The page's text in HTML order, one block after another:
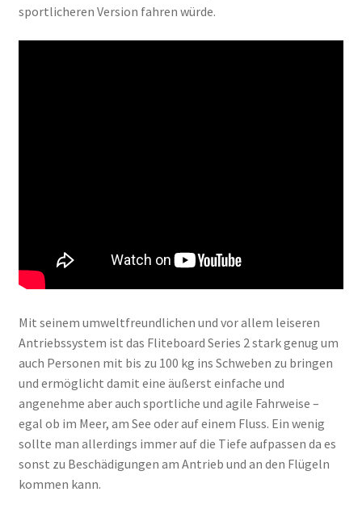
sportlicheren Version fahren würde.
Mit seinem umweltfreundlichen und vor allem leiseren
Antriebssystem ist das Fliteboard Series 2 stark genug um
auch Personen mit bis zu 100 kg ins Schweben zu bringen
und ermöglicht damit eine äußerst einfache und
angenehme aber auch sportliche und agile Fahrweise –
egal ob im Meer, am See oder auf einem Fluss. Ein wenig
sollte man allerdings immer auf die Tiefe aufpassen da es
sonst zu Beschädigungen am Antrieb und an den Flügeln
kommen kann.